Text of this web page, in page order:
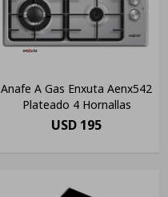
Anafe A Gas Enxuta Aenx542
Plateado 4 Hornallas
USD 195